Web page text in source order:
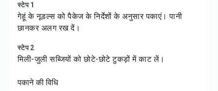
स्टेप 1
गेहूं के नूडल्स को पैकेज के निर्देशों के अनुसार पकाएं। पानी
छानकर अलग रख दें।
स्टेप 2
मिली-जुली सब्जियों को छोटे-छोटे टुकड़ों में काट लें।
पकाने की विधि